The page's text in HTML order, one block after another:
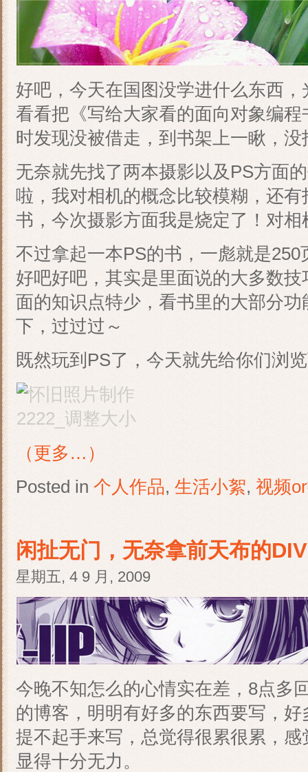
好吧，今天在国图没学进什么东西
看看把《写给大家看的面向对象编
时发现没被借走，到书架上一瞅，
无奈就先找了两本摄影以及PS方面
啦，我对相机的概念比较模糊，还
书，今次摄影方面我是烧定了！对
不过拿起一本PS的书，一彪就是
好吧好吧，其实是里面说的大多数
面的知识点特少，看书里的大部分
下，过过过～
既然玩到PS了，今天就先给你们浏
（更多…）
Posted in 个人作品, 生活小絮, 视频
闲扯无门，无奈拿前天布的
星期五, 4 9 月, 2009
今晚不知怎么的心情实在差，8点多
的博客，明明有好多的东西要写，
提不起手来写，总觉得很累很累，
显得十分无力。